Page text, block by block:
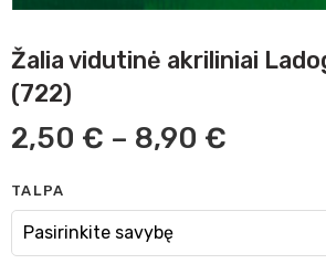
Žalia vidutinė akriliniai
(722)
2,50 € – 8,90 €
TALPA